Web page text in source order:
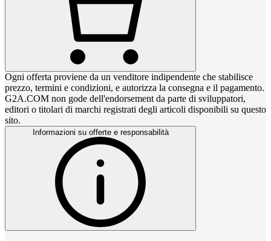
Ogni offerta proviene da un venditore indipendente che stabilisce
prezzo, termini e condizioni, e autorizza la consegna e il pagamento.
G2A.COM non gode dell'endorsement da parte di sviluppatori,
editori o titolari di marchi registrati degli articoli disponibili su questo
sito.
Informazioni su offerte e responsabilità